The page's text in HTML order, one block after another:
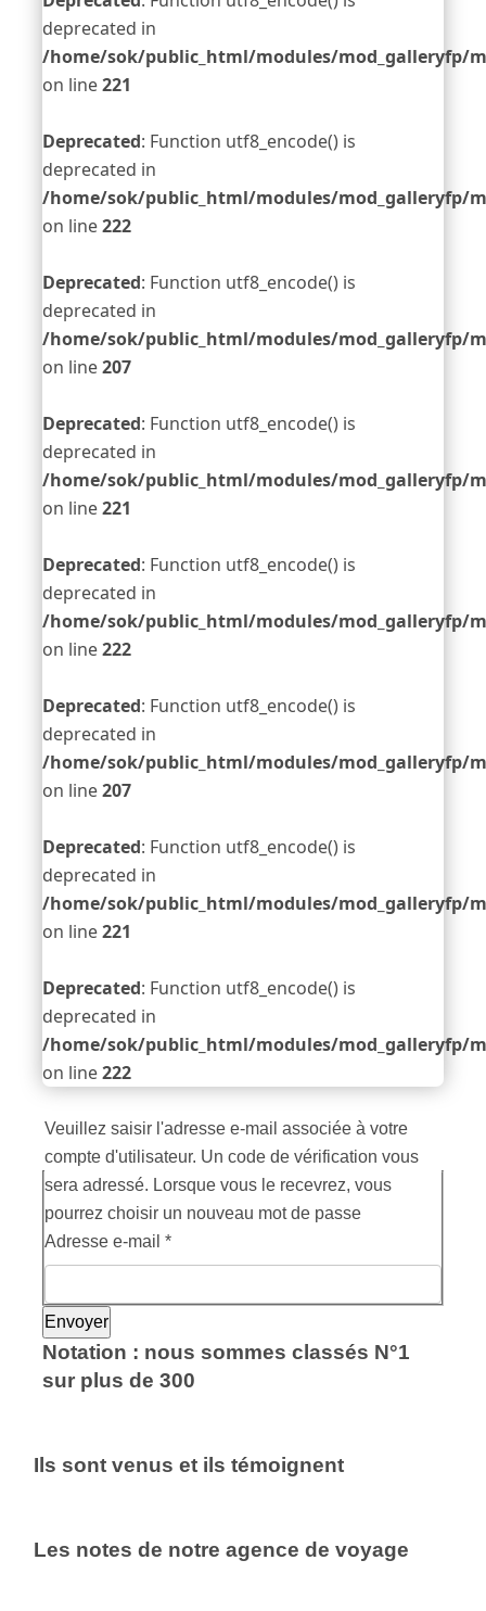
deprecated in
/home/sok/public_html/modules/mod_galleryfp/
on line221
Deprecated: Function utf8_encode() is
deprecated in
/home/sok/public_html/modules/mod_galleryfp/
on line222
Deprecated: Function utf8_encode() is
deprecated in
/home/sok/public_html/modules/mod_galleryfp/
on line207
Deprecated: Function utf8_encode() is
deprecated in
/home/sok/public_html/modules/mod_galleryfp/
on line221
Deprecated: Function utf8_encode() is
deprecated in
/home/sok/public_html/modules/mod_galleryfp/
on line222
Deprecated: Function utf8_encode() is
deprecated in
/home/sok/public_html/modules/mod_galleryfp/
on line207
Deprecated: Function utf8_encode() is
deprecated in
/home/sok/public_html/modules/mod_galleryfp/
on line221
Deprecated: Function utf8_encode() is
deprecated in
/home/sok/public_html/modules/mod_galleryfp/
on line222
Veuillez saisir l'adresse e-mail associée à votre
compte d'utilisateur. Un code de vérification vous
sera adressé. Lorsque vous le recevrez, vous
pourrez choisir un nouveau mot de passe
Adresse e-mail *
Envoyer
Notation : nous sommes classés N°1
sur plus de 300
Ils sont venus et ils témoignent
Les notes de notre agence de voyage